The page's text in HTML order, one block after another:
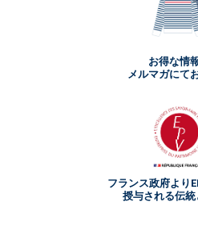
お得な情
メルマガにて
フランス政府より
授与される伝統